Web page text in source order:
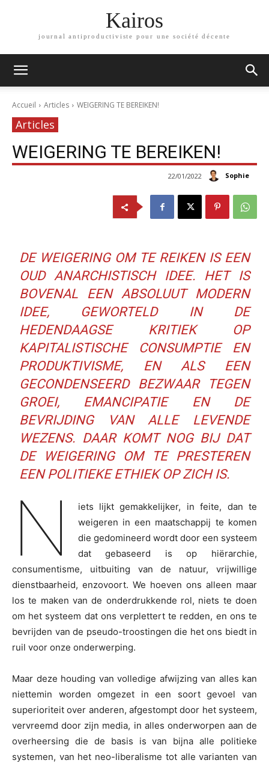
Kairos
journal antiproductiviste pour une société décente
Accueil Articles WEIGERING TE BEREIKEN!
Articles
WEIGERING TE BEREIKEN!
Sophie
22/01/2022
DE WEIGERING OM TE REIKEN IS EEN
OUD ANARCHISTISCH IDEE. HET IS
BOVENAL EEN ABSOLUUT MODERN
IDEE, GEWORTELD IN DE
HEDENDAAGSE KRITIEK OP
KAPITALISTISCHE CONSUMPTIE EN
PRODUKTIVISME, EN ALS EEN
GECONDENSEERD BEZWAAR TEGEN
GROEI, EMANCIPATIE EN DE
BEVRIJDING VAN ALLE LEVENDE
WEZENS. DAAR KOMT NOG BIJ DAT
DE WEIGERING OM TE PRESTEREN
EEN POLITIEKE ETHIEK OP ZICH IS.
N
iets lijkt gemakkelijker, in feite, dan te
weigeren in een maatschappij te komen
die gedomineerd wordt door een systeem
dat gebaseerd is op hiërarchie,
consumentisme, uitbuiting van de natuur, vrijwillige
dienstbaarheid, enzovoort. We hoeven ons alleen maar
los te maken van de onderdrukkende rol, niets te doen
om het systeem dat ons verplettert te redden, en ons te
bevrijden van de pseudo-troostingen die het ons biedt in
ruil voor onze onderwerping.
Maar deze houding van volledige afwijzing van alles kan
niettemin worden omgezet in een soort gevoel van
superioriteit over anderen, afgestompt door het systeem,
vervreemd door zijn media, in alles onderworpen aan de
overheersing die de basis is van bijna alle politieke
systemen, van het neo-liberalisme tot alle varianten van